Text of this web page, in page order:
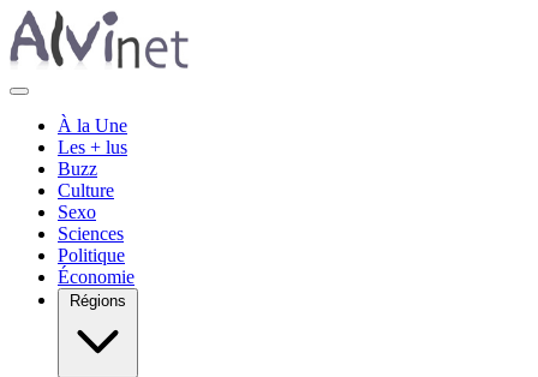
À la Une
Les + lus
Buzz
Culture
Sexo
Sciences
Politique
Économie
Régions